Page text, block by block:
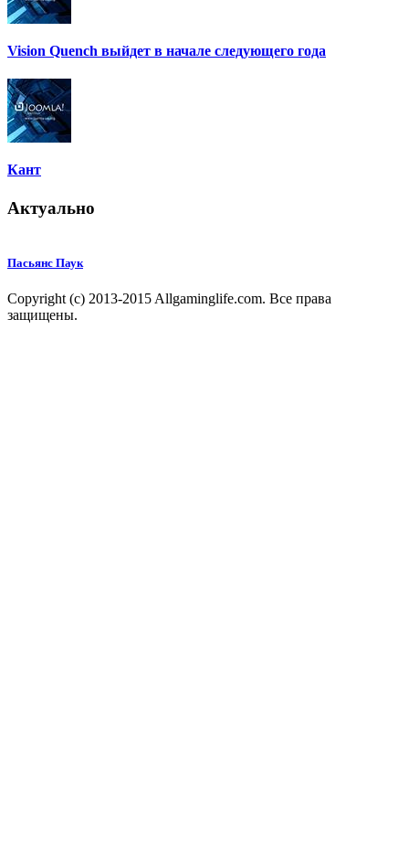
Vision Quench выйдет в начале следующего года
Кант
Актуально
Пасьянс Паук
Copyright (c) 2013-2015 Allgaminglife.com. Все права
защищены.